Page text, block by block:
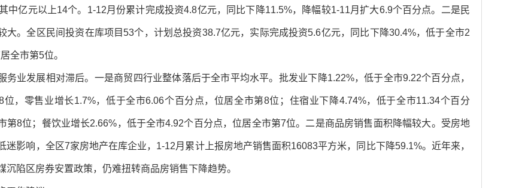
中亿元以上14个。1-12月份累计完成投资4.8亿元，同比下降11.5%，降幅较1-11月扩大6.9个百分点。二是民
大。全区民间投资在库项目53个，计划总投资38.7亿元，实际完成投资5.6亿元，同比下降30.4%，低于全市2
全市第5位。
务业发展相对滞后。一是商贸四行业整体落后于全市平均水平。批发业下降1.22%，低于全市9.22个百分点，
位，零售业增长1.7%，低于全市6.06个百分点，位居全市第8位；住宿业下降4.74%，低于全市11.34个百分
第8位；餐饮业增长2.66%，低于全市4.92个百分点，位居全市第7位。二是商品房销售面积降幅较大。受房地
迷影响，全区7家房地产在库企业，1-12月累计上报房地产销售面积16083平方米，同比下降59.1%。近年来，
沉陷区房券安置政策，仍难扭转商品房销售下降趋势。